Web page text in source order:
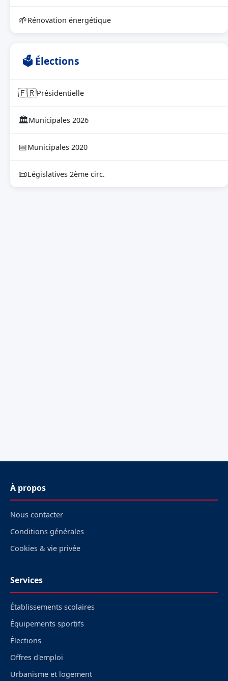
🌱Rénovation énergétique
🗳 Élections
🇫🇷Présidentielle
🏛Municipales 2026
📅Municipales 2020
📜Législatives 2ème circ.
À propos
Nous contacter
Conditions générales
Cookies & vie privée
Services
Établissements scolaires
Équipements sportifs
Élections
Offres d'emploi
Urbanisme et logement